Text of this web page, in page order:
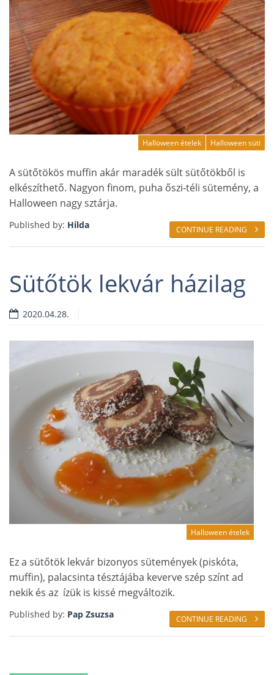
Halloween ételek Halloween süti
A sütőtökös muffin akár maradék sült sütőtökből is
elkészíthető. Nagyon finom, puha őszi-téli sütemény, a
Halloween nagy sztárja.
CONTINUE READING
Published by: Hilda
Sütőtök lekvár házilag
2020.04.28.
Halloween ételek
Ez a sütőtök lekvár bizonyos sütemények (piskóta,
muffin), palacsinta tésztájába keverve szép színt ad
nekik és az ízük is kissé megváltozik.
CONTINUE READING
Published by: Pap Zsuzsa